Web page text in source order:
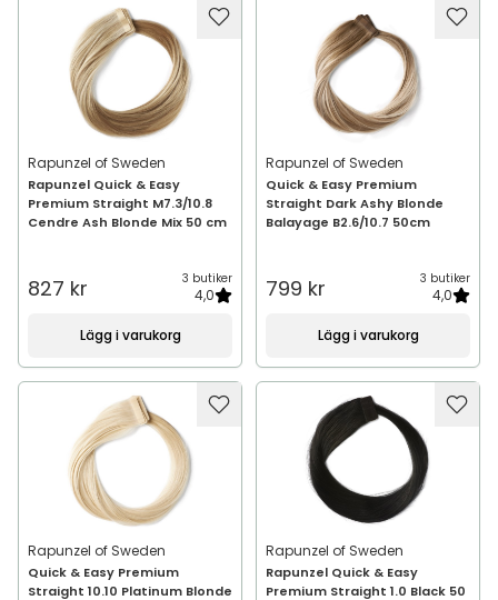
Rapunzel of Sweden
Rapunzel Quick & Easy
Premium Straight M7.3/10.8
Cendre Ash Blonde Mix 50 cm
827 kr 3 butiker
4,0
Lägg i varukorg
Rapunzel of Sweden
Quick & Easy Premium
Straight Dark Ashy Blonde
Balayage B2.6/10.7 50cm
799 kr 3 butiker
4,0
Lägg i varukorg
Rapunzel of Sweden
Quick & Easy Premium
Straight 10.10 Platinum Blonde
Rapunzel of Sweden
Rapunzel Quick & Easy
Premium Straight 1.0 Black 50